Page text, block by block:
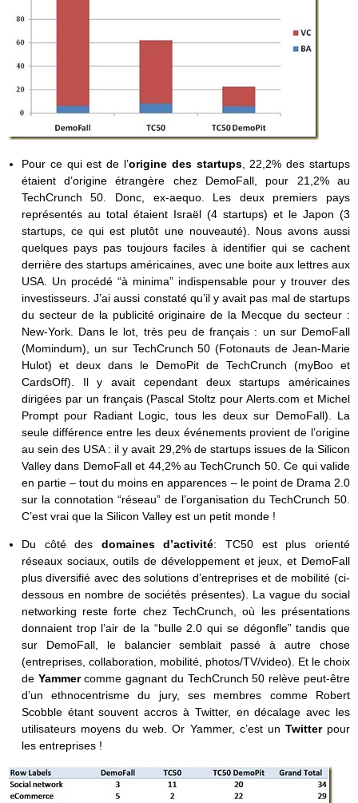
Pour ce qui est de l’origine des startups, 22,2% des startups
étaient d’origine étrangère chez DemoFall, pour 21,2% au
TechCrunch 50. Donc, ex-aequo. Les deux premiers pays
représentés au total étaient Israël (4 startups) et le Japon (3
startups, ce qui est plutôt une nouveauté). Nous avons aussi
quelques pays pas toujours faciles à identifier qui se cachent
derrière des startups américaines, avec une boite aux lettres aux
USA. Un procédé “à minima” indispensable pour y trouver des
investisseurs. J’ai aussi constaté qu’il y avait pas mal de startups
du secteur de la publicité originaire de la Mecque du secteur :
New-York. Dans le lot, très peu de français : un sur DemoFall
(Momindum), un sur TechCrunch 50 (Fotonauts de Jean-Marie
Hulot) et deux dans le DemoPit de TechCrunch (myBoo et
CardsOff). Il y avait cependant deux startups américaines
dirigées par un français (Pascal Stoltz pour Alerts.com et Michel
Prompt pour Radiant Logic, tous les deux sur DemoFall). La
seule différence entre les deux événements provient de l’origine
au sein des USA : il y avait 29,2% de startups issues de la Silicon
Valley dans DemoFall et 44,2% au TechCrunch 50. Ce qui valide
en partie – tout du moins en apparences – le point de Drama 2.0
sur la connotation “réseau” de l’organisation du TechCrunch 50.
C’est vrai que la Silicon Valley est un petit monde !
Du côté des domaines d’activité: TC50 est plus orienté
réseaux sociaux, outils de développement et jeux, et DemoFall
plus diversifié avec des solutions d’entreprises et de mobilité (ci-
dessous en nombre de sociétés présentes). La vague du social
networking reste forte chez TechCrunch, où les présentations
donnaient trop l’air de la “bulle 2.0 qui se dégonfle” tandis que
sur DemoFall, le balancier semblait passé à autre chose
(entreprises, collaboration, mobilité, photos/TV/video). Et le choix
de Yammercomme gagnant du TechCrunch 50 relève peut-être
d’un ethnocentrisme du jury, ses membres comme Robert
Scobble étant souvent accros à Twitter, en décalage avec les
utilisateurs moyens du web. Or Yammer, c’est un Twitter pour
les entreprises !